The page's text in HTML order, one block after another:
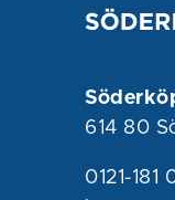
614 80
0121-181